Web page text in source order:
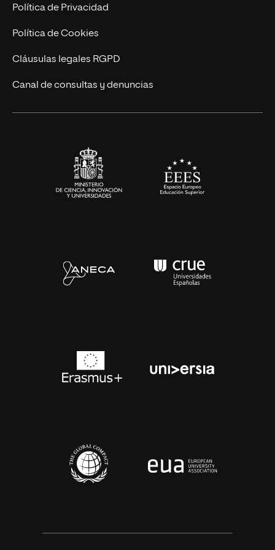
Cursos Universitarios
Trabaja en UNIR
Actualidad
UNIR Revista
Eventos
Política de Privacidad
Política de Cookies
Cláusulas legales RGPD
Canal de consultas y denuncias